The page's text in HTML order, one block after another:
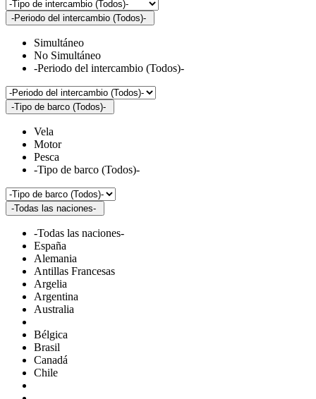
-Periodo del intercambio (Todos)-
Simultáneo
No Simultáneo
-Periodo del intercambio (Todos)-
-Tipo de barco (Todos)-
Vela
Motor
Pesca
-Tipo de barco (Todos)-
-Todas las naciones-
-Todas las naciones-
España
Alemania
Antillas Francesas
Argelia
Argentina
Australia
Bélgica
Brasil
Canadá
Chile